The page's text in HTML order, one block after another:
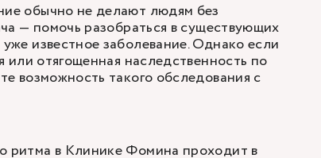
обычно не делают людям без
— помочь разобраться в существующих
известное заболевание. Однако если
или отягощенная наследственность по
возможность такого обследования с
ритма в Клинике Фомина проходит в